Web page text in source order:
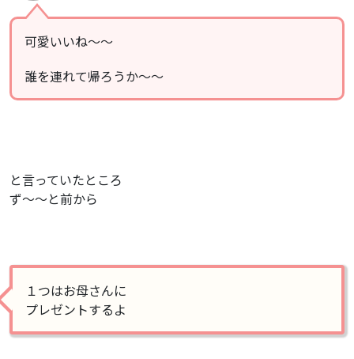
可愛いいね〜〜
誰を連れて帰ろうか〜〜
と言っていたところ
ず〜〜と前から
１つはお母さんに
プレゼントするよ